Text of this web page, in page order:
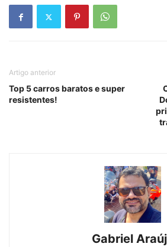
Artigo anterior
Top 5 carros baratos e super
resistentes!
Gabriel